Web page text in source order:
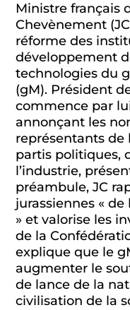
Ministre français
Chevènement
réforme des
développement
technologies du
(gM). Président
commence par
annonçant les
représentants de
partis politiques,
l’industrie,
préambule, JC
jurassiennes «
» et valorise les
de la
explique que le
augmenter le
de lance de la
civilisation de la